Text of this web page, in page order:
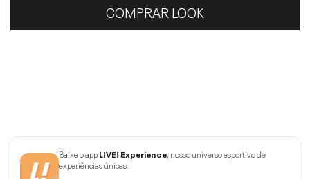
COMPRAR LOOK
Baixe o appLIVE! Experience , nosso universo esportivo de
experiências únicas.